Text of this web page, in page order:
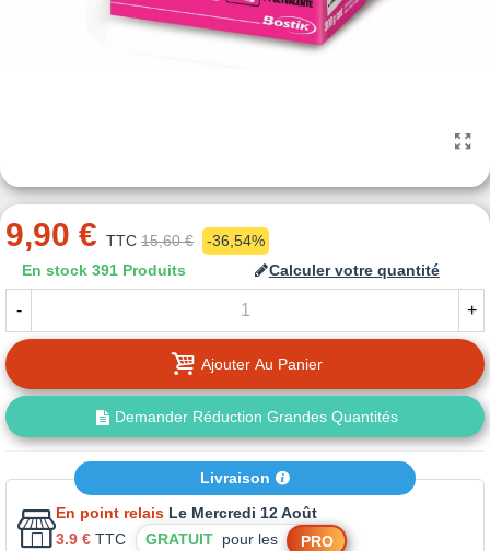
9,90 € TTC 15,60 €
-36,54%
En stock 391 Produits Calculer votre quantité
- +
Ajouter Au Panier
Demander Réduction Grandes Quantités
Livraison
En point relais Le Mercredi 12 Août
3.9 € TTC GRATUIT pour les PRO